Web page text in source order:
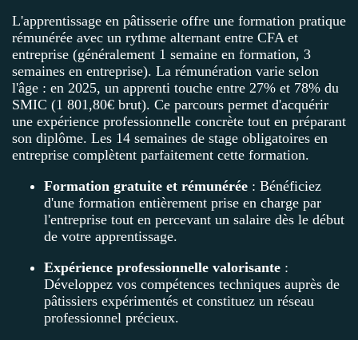
L'apprentissage en pâtisserie offre une formation pratique
rémunérée avec un rythme alternant entre CFA et
entreprise (généralement 1 semaine en formation, 3
semaines en entreprise). La rémunération varie selon
l'âge : en 2025, un apprenti touche entre 27% et 78% du
SMIC (1 801,80€ brut). Ce parcours permet d'acquérir
une expérience professionnelle concrète tout en préparant
son diplôme. Les 14 semaines de stage obligatoires en
entreprise complètent parfaitement cette formation.
Formation gratuite et rémunérée : Bénéficiez
d'une formation entièrement prise en charge par
l'entreprise tout en percevant un salaire dès le début
de votre apprentissage.
Expérience professionnelle valorisante :
Développez vos compétences techniques auprès de
pâtissiers expérimentés et constituez un réseau
professionnel précieux.